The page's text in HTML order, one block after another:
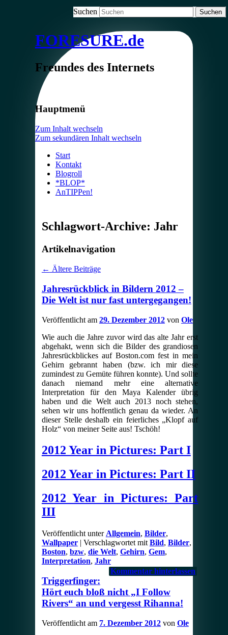
FORESURE.de
Freundes des Internets
Suchen
Hauptmenü
Zum Inhalt wechseln
Zum sekundären Inhalt wechseln
Start
Kontakt
Blogroll
*BLOP*
AnTIPPen!
Schlagwort-Archive: Jahr
Artikelnavigation
← Ältere Beiträge
Jahresrückblick in Bildern 2012 –
Die Welt ist nur fast untergegangen!
Veröffentlicht am 29. Dezember 2012 von Ole
Wie auch die Jahre zuvor wird das alte Jahr erst
abgehakt, wenn sich die Bilder des grandiosen
Jahresrückblickes auf Boston.com fest in mein
Gehirn gebrannt haben (bzw. ich mir diese
zumindest zu Gemüte führen konnte). Und sollte
danach niemand mehr eine alternative
Interpretation für den Maya Kalender übrig
haben und die Welt auch 2013 noch stehen,
sehen wir uns hoffentlich genau da wieder. An
dieser Stelle deshalb ein feierliches „Klopf auf
Holz“ von meiner Seite aus! Tschöh!
2012 Year in Pictures: Part I
2012 Year in Pictures: Part II
2012 Year in Pictures: Part
III
Veröffentlicht unter Allgemein, Bilder,
Wallpaper | Verschlagwortet mit Bild, Bilder,
Boston, bzw, die Welt, Gehirn, Gem,
Interpretation, Jahr
Kommentar hinterlassen
Triggerfinger:
Hört euch bloß nicht „I Follow
Rivers“ an und vergesst Rihanna!
Veröffentlicht am 7. Dezember 2012 von Ole